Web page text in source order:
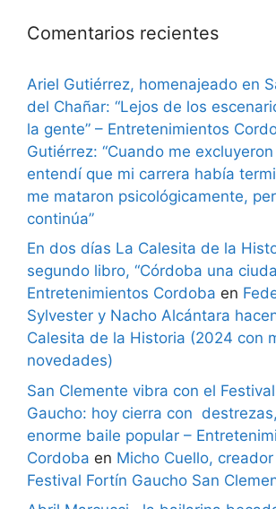
Comentarios recientes
Ariel Gutiérrez, homenajeado en
del Chañar: “Lejos de los
la gente” – Entretenimientos
Gutiérrez: “Cuando me
entendí que mi carrera había
me mataron psicológicamente,
continúa”
En dos días La Calesita de la
segundo libro, “Córdoba una
Entretenimientos Cordoba en
Sylvester y Nacho Alcántara
Calesita de la Historia (2024 con
novedades)
San Clemente vibra con el
Gaucho: hoy cierra con
enorme baile popular –
Cordoba en Micho Cuello,
Festival Fortín Gaucho San